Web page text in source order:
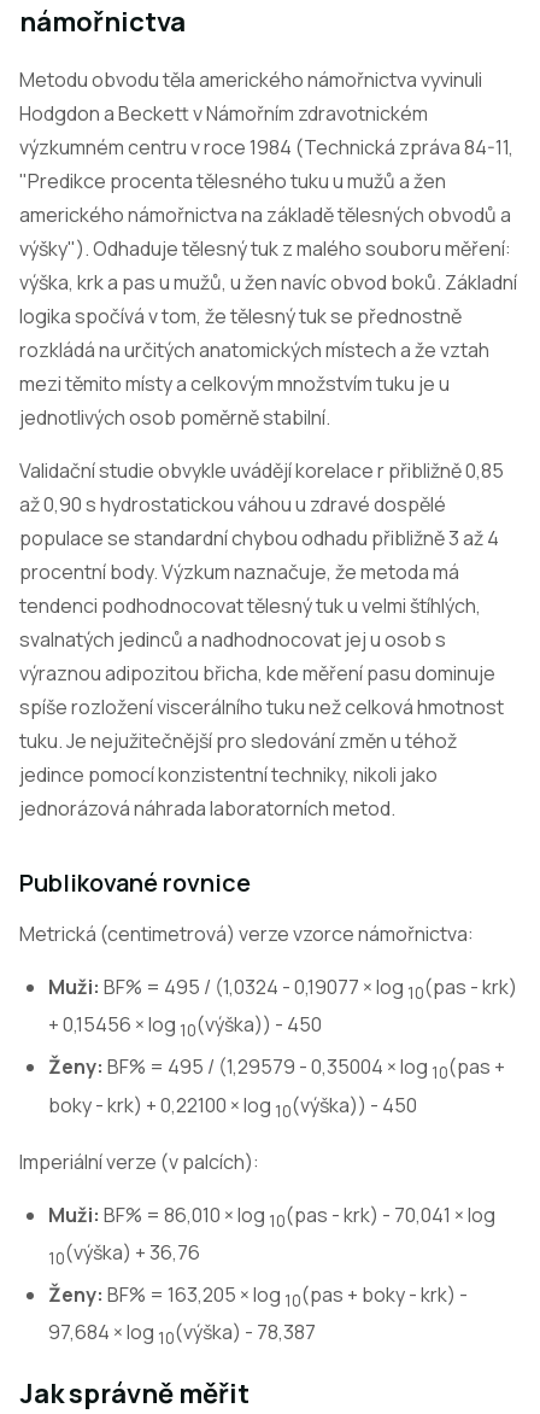
námořnictva
Metodu obvodu těla amerického námořnictva vyvinuli
Hodgdon a Beckett v Námořním zdravotnickém
výzkumném centru v roce 1984 (Technická zpráva 84-11,
"Predikce procenta tělesného tuku u mužů a žen
amerického námořnictva na základě tělesných obvodů a
výšky"). Odhaduje tělesný tuk z malého souboru měření:
výška, krk a pas u mužů, u žen navíc obvod boků. Základní
logika spočívá v tom, že tělesný tuk se přednostně
rozkládá na určitých anatomických místech a že vztah
mezi těmito místy a celkovým množstvím tuku je u
jednotlivých osob poměrně stabilní.
Validační studie obvykle uvádějí korelace r přibližně 0,85
až 0,90 s hydrostatickou váhou u zdravé dospělé
populace se standardní chybou odhadu přibližně 3 až 4
procentní body. Výzkum naznačuje, že metoda má
tendenci podhodnocovat tělesný tuk u velmi štíhlých,
svalnatých jedinců a nadhodnocovat jej u osob s
výraznou adipozitou břicha, kde měření pasu dominuje
spíše rozložení viscerálního tuku než celková hmotnost
tuku. Je nejužitečnější pro sledování změn u téhož
jedince pomocí konzistentní techniky, nikoli jako
jednorázová náhrada laboratorních metod.
Publikované rovnice
Metrická (centimetrová) verze vzorce námořnictva:
Muži: BF% = 495 / (1,0324 - 0,19077 × log 10(pas - krk)
+ 0,15456 × log 10(výška)) - 450
Ženy: BF% = 495 / (1,29579 - 0,35004 × log 10(pas +
boky - krk) + 0,22100 × log 10(výška)) - 450
Imperiální verze (v palcích):
Muži: BF% = 86,010 × log 10(pas - krk) - 70,041 × log
10(výška) + 36,76
Ženy: BF% = 163,205 × log 10(pas + boky - krk) -
97,684 × log 10(výška) - 78,387
Jak správně měřit